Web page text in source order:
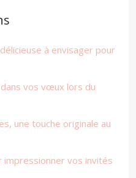
à envisager pour
vos vœux lors du
une touche originale au
impressionner vos invités